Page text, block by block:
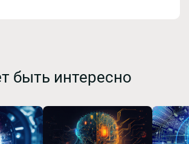
быть интересно